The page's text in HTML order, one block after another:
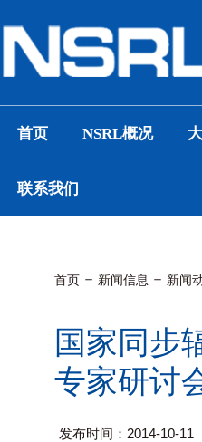
首页 NSRL概况
联系我们
首页 新闻信息 新闻
国家同步
专家研讨
发布时间：2014-10-11